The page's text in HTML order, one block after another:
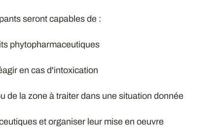
seront capables de :
phytopharmaceutiques
en cas d'intoxication
de la zone à traiter dans une situation donnée
et organiser leur mise en oeuvre